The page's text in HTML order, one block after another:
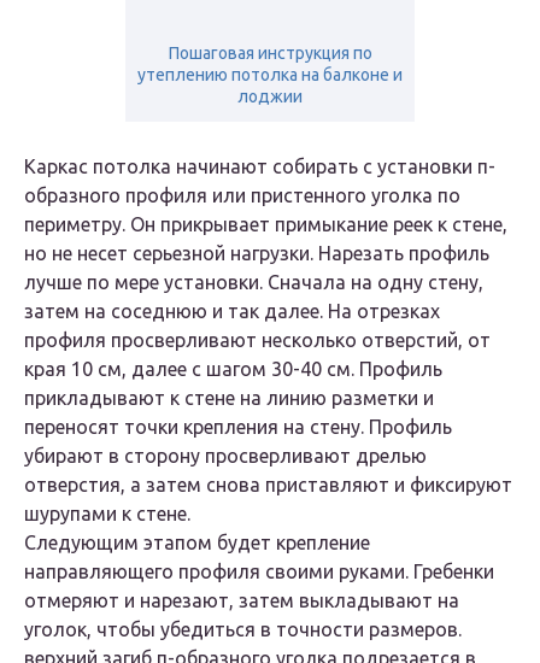
Пошаговая инструкция по
утеплению потолка на балконе и
лоджии
Каркас потолка начинают собирать с установки п-
образного профиля или пристенного уголка по
периметру. Он прикрывает примыкание реек к стене,
но не несет серьезной нагрузки. Нарезать профиль
лучше по мере установки. Сначала на одну стену,
затем на соседнюю и так далее. На отрезках
профиля просверливают несколько отверстий, от
края 10 см, далее с шагом 30-40 см. Профиль
прикладывают к стене на линию разметки и
переносят точки крепления на стену. Профиль
убирают в сторону просверливают дрелью
отверстия, а затем снова приставляют и фиксируют
шурупами к стене.
Следующим этапом будет крепление
направляющего профиля своими руками. Гребенки
отмеряют и нарезают, затем выкладывают на
уголок, чтобы убедиться в точности размеров.